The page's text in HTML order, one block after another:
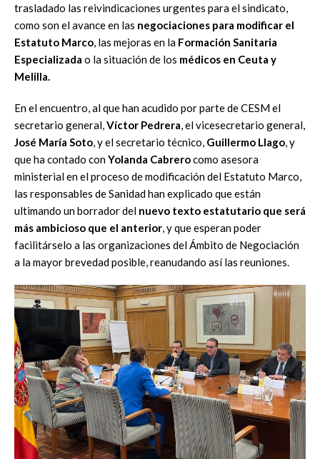
trasladado las reivindicaciones urgentes para el sindicato,
como son el avance en las negociaciones para modificar el
Estatuto Marco, las mejoras en la Formación Sanitaria
Especializada o la situación de los médicos en Ceuta y
Melilla.
En el encuentro, al que han acudido por parte de CESM el
secretario general,Víctor Pedrera, el vicesecretario general,
José María Soto, y el secretario técnico, Guillermo Llago, y
que ha contado conYolanda Cabrerocomo asesora
ministerial en el proceso de modificación del Estatuto Marco,
las responsables de Sanidad han explicado que están
ultimando un borrador del nuevo texto estatutario que será
más ambicioso que el anterior, y que esperan poder
facilitárselo a las organizaciones del Ámbito de Negociación
a la mayor brevedad posible, reanudando así las reuniones.